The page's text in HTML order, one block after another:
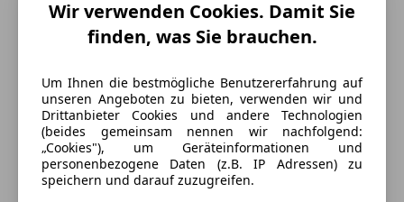
Energieverbrauch
Anderer Energieträger
Strom
CO₂-Emissionen
0 g/km (komb.)
Elektrische Reichweite
516 km
Batteriebesitz
Inklusive
Wir verwenden Cookies. Damit Sie
finden, was Sie brauchen.
Um Ihnen die bestmögliche Benutzererfahrung auf
unseren Angeboten zu bieten, verwenden wir und
Drittanbieter Cookies und andere Technologien
(beides gemeinsam nennen wir nachfolgend:
„Cookies"), um Geräteinformationen und
personenbezogene Daten (z.B. IP Adressen) zu
speichern und darauf zuzugreifen.